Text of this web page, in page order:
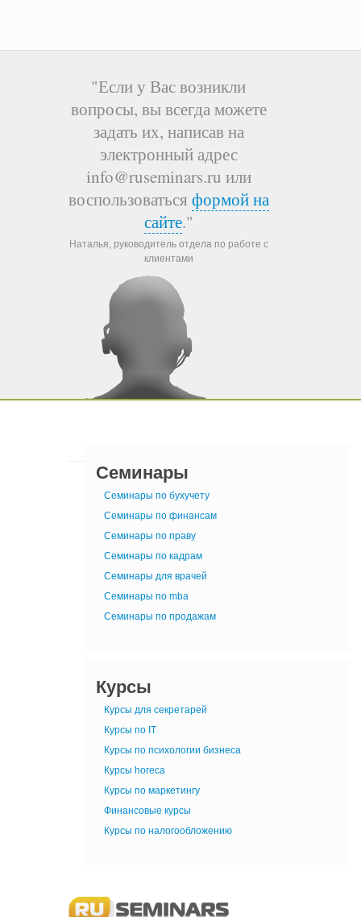
"Если у Вас возникли
вопросы, вы всегда можете
задать их, написав на
электронный адрес
info@ruseminars.ru или
воспользоваться формой на
сайте."
Наталья, руководитель отдела по работе с
клиентами
Семинары
Семинары по бухучету
Семинары по финансам
Семинары по праву
Семинары по кадрам
Семинары для врачей
Семинары по mba
Семинары по продажам
Курсы
Курсы для секретарей
Курсы по IT
Курсы по психологии бизнеса
Курсы horeca
Курсы по маркетингу
Финансовые курсы
Курсы по налогообложению